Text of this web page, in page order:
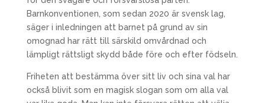
Barnkonventionen, som sedan 2020 är svensk lag,
säger i inledningen att barnet på grund av sin
omognad har rätt till särskild omvårdnad och
lämpligt rättsligt skydd både före och efter födseln.
Friheten att bestämma över sitt liv och sina val har
också blivit som en magisk slogan som om alla val